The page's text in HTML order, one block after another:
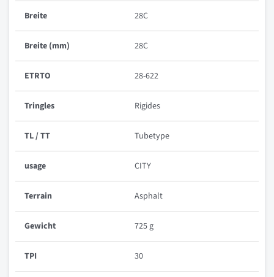
Breite 28C
Breite (mm) 28C
ETRTO 28-622
Tringles Rigides
TL / TT Tubetype
usage CITY
Terrain Asphalt
Gewicht 725 g
TPI 30